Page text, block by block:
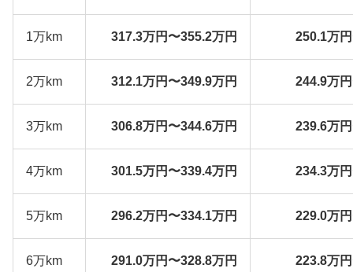
1万km 317.3万円〜355.2万円 250.1万
2万km 312.1万円〜349.9万円 244.9万
3万km 306.8万円〜344.6万円 239.6万
4万km 301.5万円〜339.4万円 234.3万
5万km 296.2万円〜334.1万円 229.0万
6万km 291.0万円〜328.8万円 223.8万